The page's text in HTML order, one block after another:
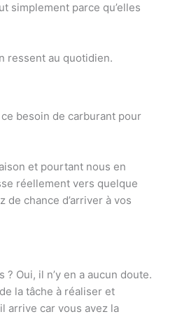
simplement parce qu’elles
ressent au quotidien.
besoin de carburant pour
et pourtant nous en
réellement vers quelque
chance d’arriver à vos
Oui, il n’y en a aucun doute.
la tâche à réaliser et
arrive car vous avez la